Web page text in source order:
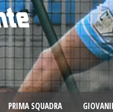
PRIMA SQUADRA